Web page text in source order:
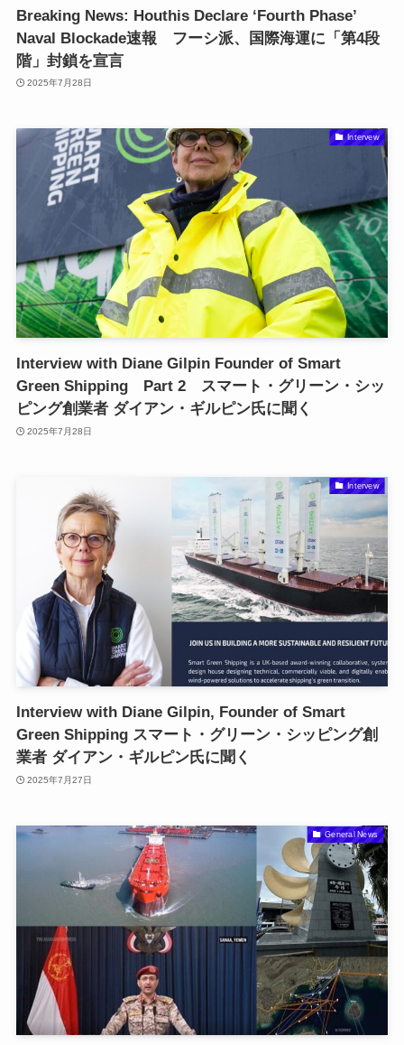
Breaking News: Houthis Declare ‘Fourth Phase’
Naval Blockade速報 フーシ派、国際海運に「第4段
階」封鎖を宣言
2025年7月28日
Intervew
Interview with Diane Gilpin Founder of Smart
Green Shipping Part 2 スマート・グリーン・シッ
ピング創業者 ダイアン・ギルピン氏に聞く
2025年7月28日
Intervew
Interview with Diane Gilpin, Founder of Smart
Green Shipping スマート・グリーン・シッピング創
業者 ダイアン・ギルピン氏に聞く
2025年7月27日
General News